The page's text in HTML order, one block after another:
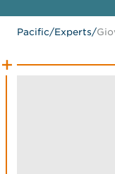
Pacific/Experts/